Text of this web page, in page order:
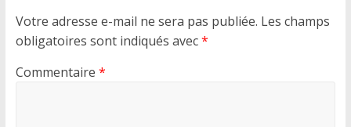
Votre adresse e-mail ne sera pas publiée. Les champs
obligatoires sont indiqués avec*
Commentaire *